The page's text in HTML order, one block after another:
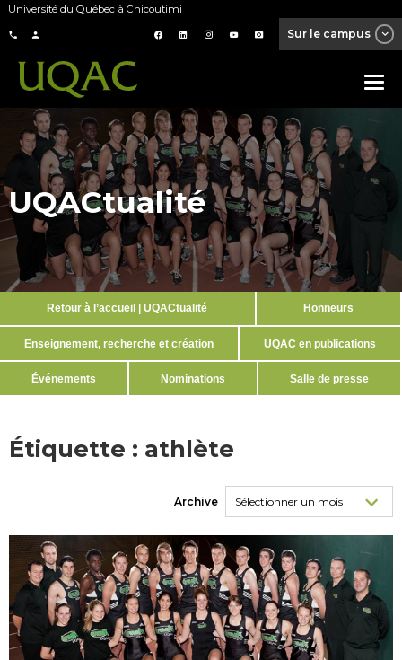
Université du Québec à Chicoutimi
Sur le campus
UQACtualité
Retour à l’accueil | UQACtualité Honneurs
Enseignement, recherche et création UQAC en publications
Événements Nominations Salle de presse
Étiquette : athlète
Archive